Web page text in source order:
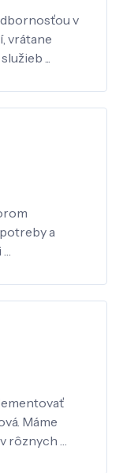
v
vrátane
...
a
…
Máme
rôznych …